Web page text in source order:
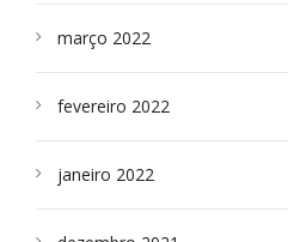
março 2022
fevereiro 2022
janeiro 2022